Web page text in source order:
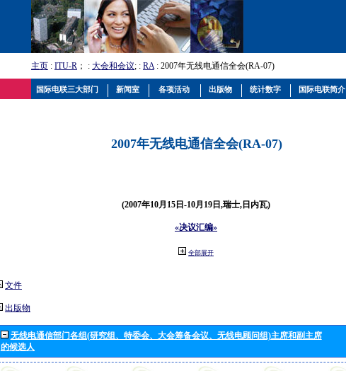
主页 : ITU-R ； : 大会和会议; : RA: 2007年无线电通信全会(RA-07)
2007年无线电通信全会(RA-07)
(2007年10月15日-10月19日,瑞士,日内瓦)
«决议汇编»
全部展开
文件
出版物
无线电通信部门各组(研究组、特委会、大会筹备会议、无线电顾问组)主席和副主席
的候选人
国际电联三大部门 新闻室 各项活动 出版物 统计数字 国际电联简介